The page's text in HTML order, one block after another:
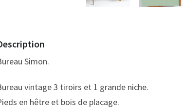
Simon.
vintage 3 tiroirs et 1 grande niche.
en hêtre et bois de placage.